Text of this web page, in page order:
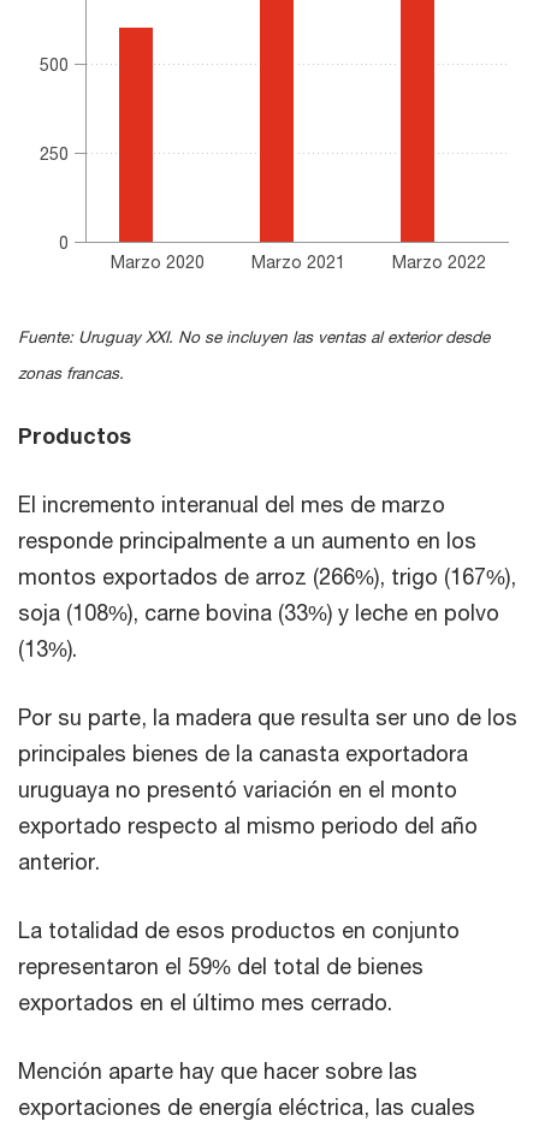
Marzo 2020 Marzo 2021 Marzo 2022
0
250
500
Fuente: Uruguay XXI. No se incluyen las ventas al exterior desde
zonas francas.
Productos
El incremento interanual del mes de marzo
responde principalmente a un aumento en los
montos exportados de arroz (266%), trigo (167%),
soja (108%), carne bovina (33%) y leche en polvo
(13%).
Por su parte, la madera que resulta ser uno de los
principales bienes de la canasta exportadora
uruguaya no presentó variación en el monto
exportado respecto al mismo periodo del año
anterior.
La totalidad de esos productos en conjunto
representaron el 59% del total de bienes
exportados en el último mes cerrado.
Mención aparte hay que hacer sobre las
exportaciones de energía eléctrica, las cuales